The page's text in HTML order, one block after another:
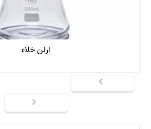
ارلن خلاء